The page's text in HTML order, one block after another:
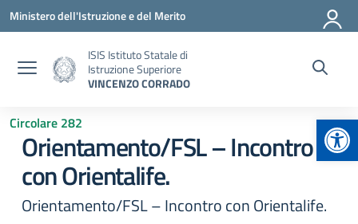
Vai ai contenuti
Vai al menu di navigazione
Vai al footer
Ministero dell'Istruzione e del Merito
ISIS Istituto Statale di
Istruzione Superiore
VINCENZO CORRADO
Circolare 282
Orientamento/FSL – Incontro
con Orientalife.
Orientamento/FSL – Incontro con Orientalife.